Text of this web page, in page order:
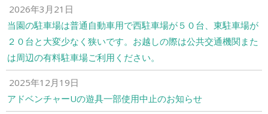
2026年3月21日
当園の駐車場は普通自動車用で西駐車場が５０台、東駐車場が
２０台と大変少なく狭いです。お越しの際は公共交通機関また
は周辺の有料駐車場ご利用ください。
2025年12月19日
アドベンチャーUの遊具一部使用中止のお知らせ